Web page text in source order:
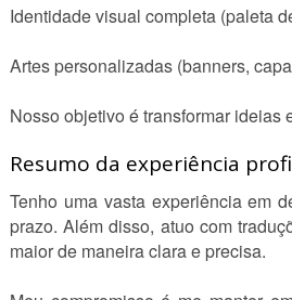
Identidade visual completa (paleta
Artes personalizadas (banners,
Nosso objetivo é transformar ideias
Resumo da experiência
Tenho uma vasta experiência em
prazo. Além disso, atuo com
maior de maneira clara e precisa.